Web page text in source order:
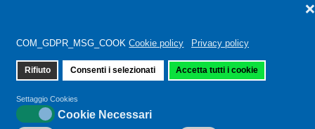
COM_GDPR_MSG_COOK Cookie policy Privacy policy
Rifiuto Consenti i selezionati Accetta tutti i cookie
❌
Settaggio Cookies
Cookie Necessari
Sei qui:Home